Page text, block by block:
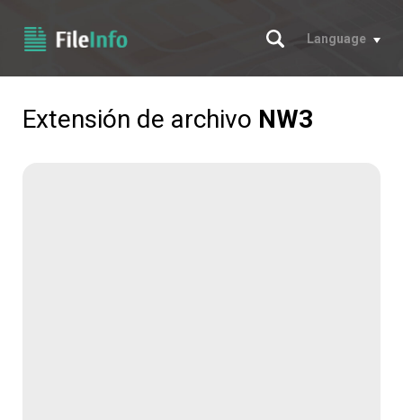
Buscar
Language
Extensión de archivo NW3